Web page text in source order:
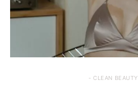
- CLEAN BEAUTY